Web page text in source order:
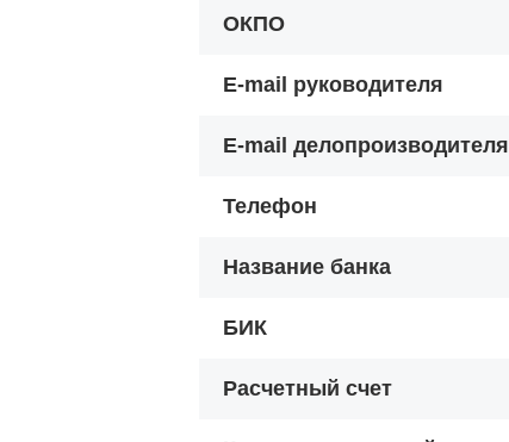
ОКПО
E-mail руководителя
E-mail делопроизводителя
Телефон
Название банка
БИК
Расчетный счет